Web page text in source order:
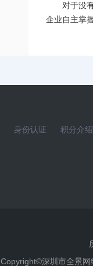
对于没
企业自主掌握
身份认证
积分介绍
Copyright©深圳市全景